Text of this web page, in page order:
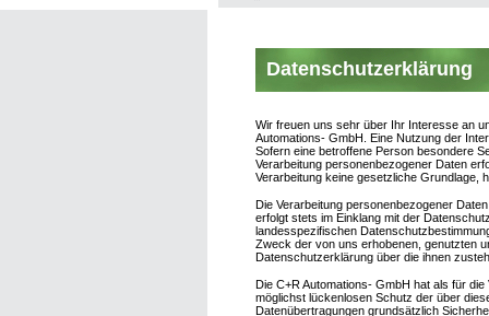
Datenschutzerklärung
Wir freuen uns sehr über Ihr Interesse an
Automations- GmbH. Eine Nutzung der
Sofern eine betroffene Person besondere
Verarbeitung personenbezogener Daten
Verarbeitung keine gesetzliche Grundlage,
Die Verarbeitung personenbezogener
erfolgt stets im Einklang mit der
landesspezifischen
Zweck der von uns erhobenen, genutzten
Datenschutzerklärung über die ihnen
Die C+R Automations- GmbH hat als für
möglichst lückenlosen Schutz der über
Datenübertragungen grundsätzlich